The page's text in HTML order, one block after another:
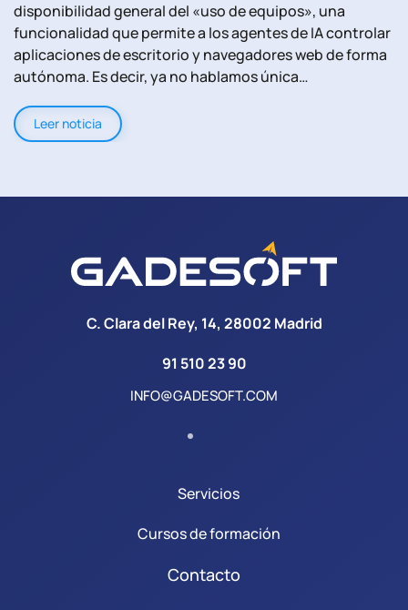
disponibilidad general del «uso de equipos», una
funcionalidad que permite a los agentes de IA controlar
aplicaciones de escritorio y navegadores web de forma
autónoma. Es decir, ya no hablamos única…
Leer noticia
C. Clara del Rey, 14, 28002 Madrid
91 510 23 90
INFO@GADESOFT.COM
Servicios
Cursos de formación
Contacto